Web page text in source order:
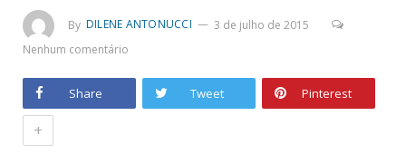
By DILENE ANTONUCCI
3 de julho de 2015
Nenhum comentário
Share Tweet Pinterest
+